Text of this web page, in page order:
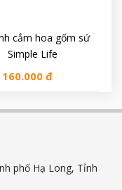
cắm hoa gốm sứ
Simple Life
160.000 đ
phố Hạ Long, Tỉnh